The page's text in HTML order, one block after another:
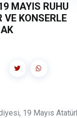
MAYIS RUHU
VE KONSERLE
19 Mayıs